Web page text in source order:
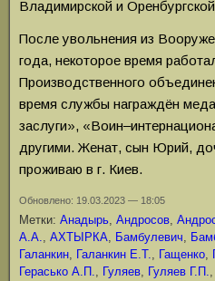
Владимирской и
После увольнения из
года, некоторое время
Производственного
время службы награждён
заслуги»,
другими. Женат, сын Юрий,
проживаю в г. Киев.
Обновлено: 19.03.2023 — 18:05
Метки: Анадырь, Андросов,
А.А., АХТЫРКА, Бамбулевич,
Галанкин, Галанкин Е.Т., Гащенко,
Герасько А.П., Гуляев, Гуляев Г.П.,